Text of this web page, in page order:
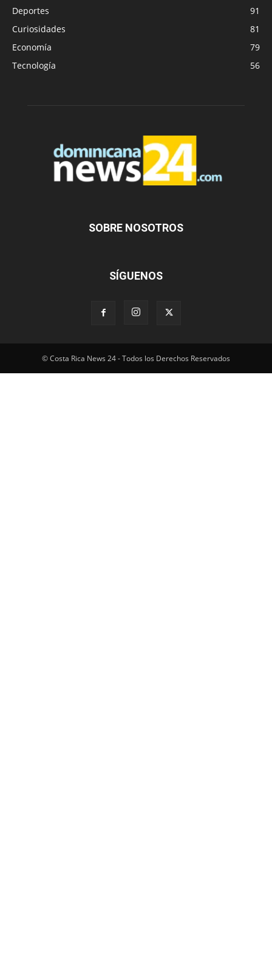
Deportes
91
Curiosidades
81
Economía
79
Tecnología
56
SOBRE NOSOTROS
SÍGUENOS
© Costa Rica News 24 - Todos los Derechos Reservados